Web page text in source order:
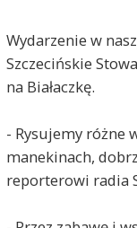
Wydarzenie w
Szczecińskie
na Białaczkę.
- Rysujemy różne
manekinach,
reporterowi radia